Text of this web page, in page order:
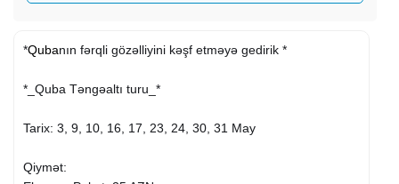
*Qubanın fərqli gözəlliyini kəşf etməyə gedirik *
*_Quba Təngəaltı turu_*
Tarix: 3, 9, 10, 16, 17, 23, 24, 30, 31 May
Qiymət: